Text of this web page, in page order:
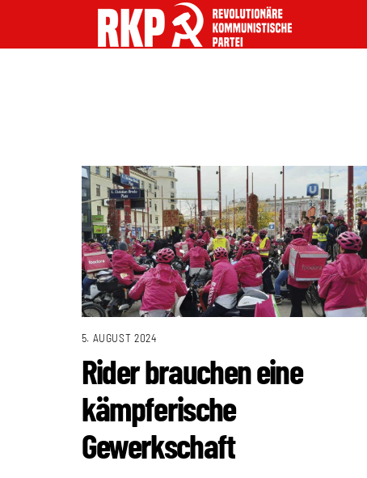
5. AUGUST 2024
Rider brauchen eine
kämpferische
Gewerkschaft